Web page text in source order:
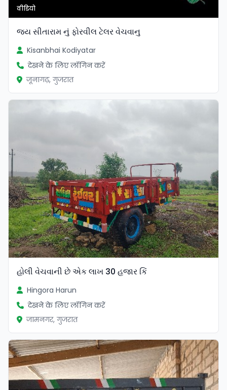
वीडियो
જય સીતારામ નું ફોરવીલ ટેલર વેચવાનુ
Kisanbhai Kodiyatar
देखने के लिए लॉगिन करें
जूनागढ़, गुजरात
હોલી વેચવાની છે એક લાખ 30 હજાર કિં
Hingora Harun
देखने के लिए लॉगिन करें
जामनगर, गुजरात